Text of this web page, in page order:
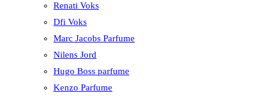
Renati Voks
Dfi Voks
Marc Jacobs Parfume
Nilens Jord
Hugo Boss parfume
Kenzo Parfume